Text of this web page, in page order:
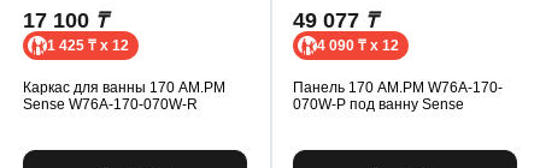
17 100 ₸
1 425 ₸ x 12
Каркас для ванны 170 AM.PM
Sense W76A-170-070W-R
49 077 ₸
4 090 ₸ x 12
Панель 170 AM.PM W76A-170-
070W-P под ванну Sense